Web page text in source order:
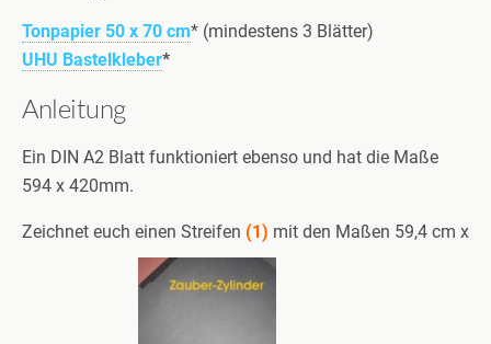
Tonpapier 50 x 70 cm* (mindestens 3 Blätter)
UHU Bastelkleber*
Anleitung
Ein DIN A2 Blatt funktioniert ebenso und hat die Maße
594 x 420mm.
Zeichnet euch einen Streifen (1) mit den Maßen 59,4 cm x